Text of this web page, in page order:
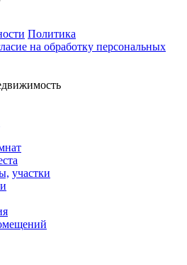
Политика
на обработку персональных
участки